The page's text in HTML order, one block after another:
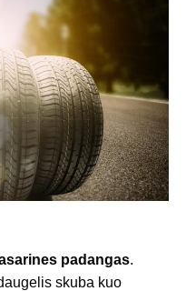
padangas.
skuba kuo